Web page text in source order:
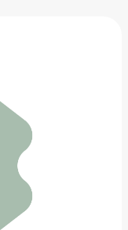
маска для сна